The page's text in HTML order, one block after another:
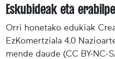
Eskubideak eta
Orri honetako edukiak
EzKomertziala 4.0
mende daude (CC BY-NC-